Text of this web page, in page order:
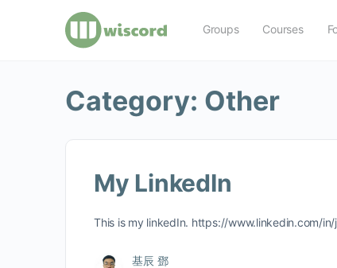
Groups Courses
Category: Other
My LinkedIn
This is my linkedIn. https://www.linkedin.com/
基辰 鄧